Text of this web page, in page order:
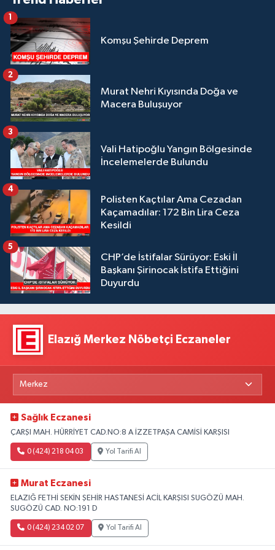
Komşu Şehirde Deprem
1
Murat Nehri Kıyısında Doğa ve
Macera Buluşuyor
2
Vali Hatipoğlu Yangın Bölgesinde
İncelemelerde Bulundu
3
Polisten Kaçtılar Ama Cezadan
Kaçamadılar: 172 Bin Lira Ceza
Kesildi
4
CHP’de İstifalar Sürüyor: Eski İl
Başkanı Şirinocak İstifa Ettiğini
Duyurdu
5
Elazığ Merkez Nöbetçi Eczaneler
Sağlık Eczanesi
ÇARŞI MAH. HÜRRİYET CAD.NO:8 A İZZETPAŞA CAMİSİ KARŞISI
0 (424) 218 04 03 Yol Tarifi Al
Murat Eczanesi
ELAZIĞ FETHİ SEKİN ŞEHİR HASTANESİ ACİL KARŞISI SUGÖZÜ MAH.
SUGÖZÜ CAD. NO:191 D
0 (424) 234 02 07 Yol Tarifi Al